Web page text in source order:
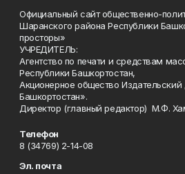
Официальный сайт общественно-
Шаранского района Республики
просторы»
УЧРЕДИТЕЛЬ:
Агентство по печати и средствам
Республики Башкортостан,
Акционерное общество
Башкортостан».
Директор (главный редактор) М.Ф.
Телефон
8 (34769) 2-14-08
Эл. почта